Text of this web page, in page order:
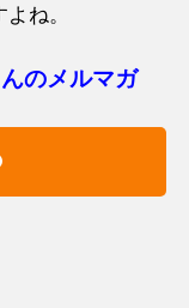
ね。
のメルマガ